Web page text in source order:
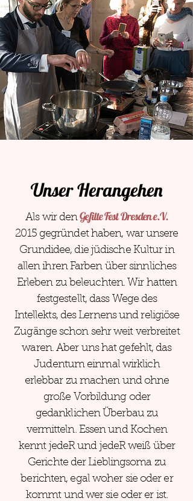
Unser Herangehen
Als wir denGefilte Fest Dresden e.V.
2015 gegründet haben, war unsere
Grundidee, die jüdische Kultur in
allen ihren Farben über sinnliches
Erleben zu beleuchten. Wir hatten
festgestellt, dass Wege des
Intellekts, des Lernens und religiöse
Zugänge schon sehr weit verbreitet
waren. Aber uns hat gefehlt, das
Judentum einmal wirklich
erlebbar zu machen und ohne
große Vorbildung oder
gedanklichen Überbau zu
vermitteln. Essen und Kochen
kennt jedeR und jedeR weiß über
Gerichte der Lieblingsoma zu
berichten, egal woher sie oder er
kommt und wer sie oder er ist.